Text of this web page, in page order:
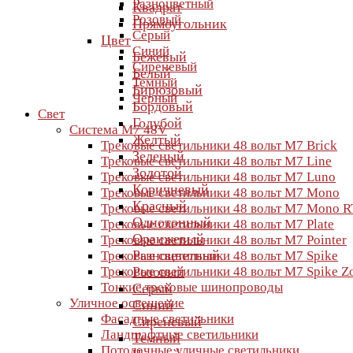
Разноцветный
Розовый
Серый
Синий
Сиреневый
Темный
Черный
Свет
Система M7 48V
Трековые светильники 48 вольт M7 Brick
Трековые светильники 48 вольт M7 Line
Трековые светильники 48 вольт M7 Luno
Трековые светильники 48 вольт M7 Mono
Трековые светильники 48 вольт M7 Mono
Трековые светильники 48 вольт M7 Plate
Трековые светильники 48 вольт M7 Pointer
Трековые светильники 48 вольт M7 Spike
Трековые светильники 48 вольт M7 Spike
Тонкие трековые шинопроводы
Уличное освещение
Фасадные светильники
Ландшафтные светильники
Квадрат
Прямоугольник
Цвет
Бежевый
Белый
Бирюзовый
Бордовый
Голубой
Желтый
Зеленый
Золотой
Коричневый
Красный
Однотонный
Оранжевый
Разноцветный
Розовый
Серый
Синий
Сиреневый
Темный